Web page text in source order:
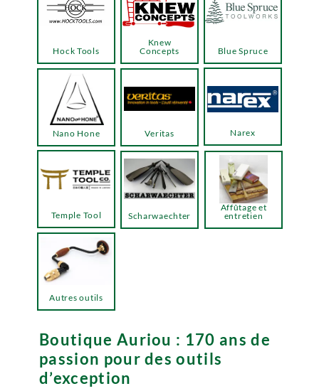
Boutique Auriou : 170 ans de
passion pour des outils
d’exception
Hock Tools
Knew
Concepts
Temple Tool
Blue Spruce
Narex
Veritas
Nano Hone
Autres outils
Scharwaechter
Affûtage et
entretien